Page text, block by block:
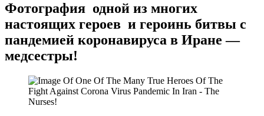
Фотография одной из многих
настоящих героев и героинь битвы с
пандемией коронавируса в Иране —
медсестры!